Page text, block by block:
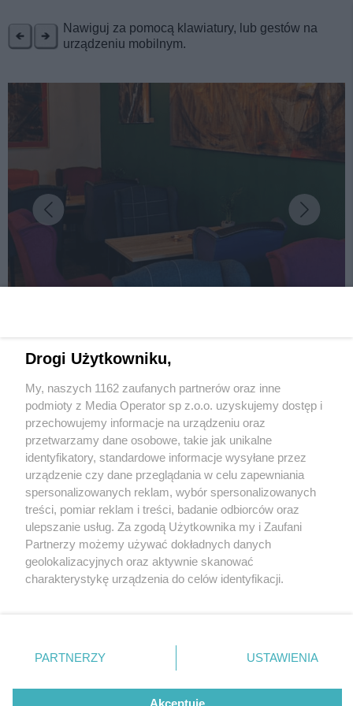
Nawiguj za pomocą klawiatury, lub gestów na
urządzeniu mobilnym.
Imbir i miód zaprasza
1 / 2
Herbaciarnia Imbir i miód w
Tarnowskich Górach
Wydawca mediów lokalnych
Nie zapomnij
zapoznać się z:
polityką prywatności regulamin korzystania z portali
Twojemiasto
Piekary Śląskie
Chorzów
Tarnowskie Góry
Gliwice
Skontakuj sięz nami
Kontakt
Wydawca
Redakcja
Drogi Użytkowniku,
My, naszych 1162 zaufanych partnerów oraz inne
podmioty z Media Operator sp z.o.o. uzyskujemy dostęp i
przechowujemy informacje na urządzeniu oraz
przetwarzamy dane osobowe, takie jak unikalne
identyfikatory, standardowe informacje wysyłane przez
urządzenie czy dane przeglądania w celu zapewniania
spersonalizowanych reklam, wybór spersonalizowanych
treści, pomiar reklam i treści, badanie odbiorców oraz
ulepszanie usług. Za zgodą Użytkownika my i Zaufani
Partnerzy możemy używać dokładnych danych
geolokalizacyjnych oraz aktywnie skanować
charakterystykę urządzenia do celów identyfikacji.
zmienić/wycofać klikając przycisk ustawień prywatności
znajdujący się w lewym dolnym rogu strony
rodzaje przetwarzania danych nie wymagają zgody
użytkownika, ale masz prawo sprzeciwić się takiemu
PARTNERZY USTAWIENIA
Akceptuję